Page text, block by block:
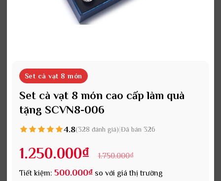
Set cà vạt 8 món
Set cà vạt 8 món cao cấp làm quà
tặng SCVN8-006
4.8(328 đánh giá)|Đã bán 326
1.250.000₫ 1.750.000₫
Tiết kiệm: 500.000₫so với giá thị trường